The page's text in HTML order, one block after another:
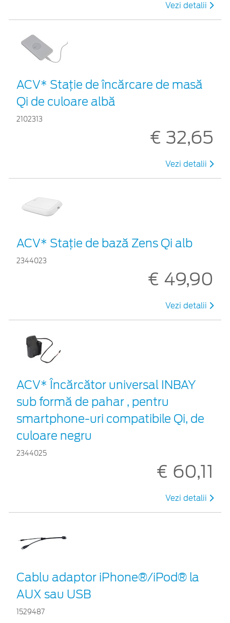
Vezi detalii
ACV* Stație de încărcare de masă
Qi de culoare albă
2102313
€ 32,65
Vezi detalii
ACV* Stație de bază Zens Qi alb
2344023
€ 49,90
Vezi detalii
ACV* Încărcător universal INBAY
sub formă de pahar , pentru
smartphone-uri compatibile Qi, de
culoare negru
2344025
€ 60,11
Vezi detalii
Cablu adaptor iPhone®/iPod® la
AUX sau USB
1529487